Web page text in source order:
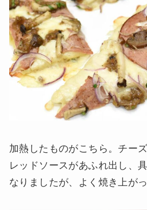
加熱したものがこちら。チー
レッドソースがあふれ出し、
なりましたが、よく焼き上がっ